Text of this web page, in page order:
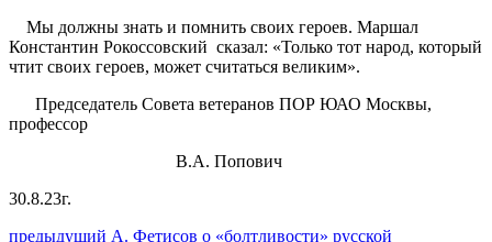
Мы должны знать и помнить своих героев. Маршал
Константин Рокоссовский сказал: «Только тот народ, который
чтит своих героев, может считаться великим».
Председатель Совета ветеранов ПОР ЮАО Москвы,
профессор
В.А. Попович
30.8.23г.
предыдущий Предыдущий
А. Фетисов о «болтливости» русской